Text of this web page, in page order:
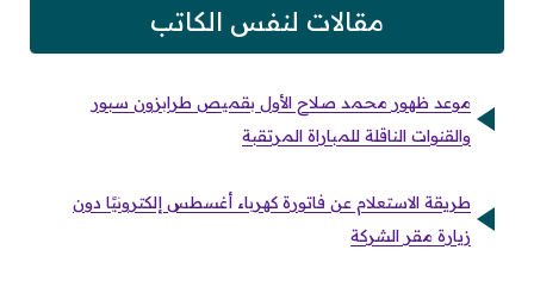
مقالات لنفس الكاتب
موعد ظهور محمد صلاح الأول بقميص طرابزون سبور
والقنوات الناقلة للمباراة المرتقبة
طريقة الاستعلام عن فاتورة كهرباء أغسطس إلكترونيًا دون
زيارة مقر الشركة